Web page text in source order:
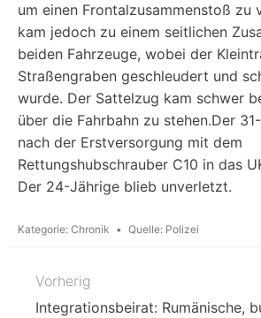
um einen Frontalzusammenstoß zu
kam jedoch zu einem seitlichen
beiden Fahrzeuge, wobei der
Straßengraben geschleudert und
wurde. Der Sattelzug kam schwer
über die Fahrbahn zu stehen.Der
nach der Erstversorgung mit dem
Rettungshubschrauber C10 in das
Der 24-Jährige blieb unverletzt.
Kategorie: Chronik Quelle: Polizei
Beitragsnavigation
Vorherig
Integrationsbeirat: Rumänische,